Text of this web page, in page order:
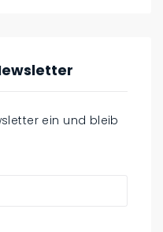
ein und bleib